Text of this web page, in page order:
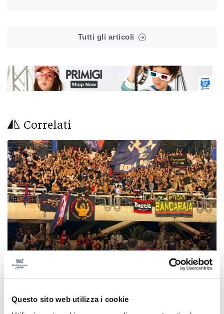
Questo sito web utilizza i cookie
Tutti gli articoli
Correlati
Coppa Italia Serie C - Biglietti ancora bloccati
per il derby tra Pescara e Samb: decide il